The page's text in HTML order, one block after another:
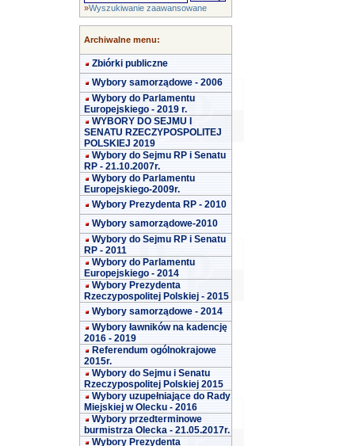
»Wyszukiwanie zaawansowane
Archiwalne menu:
Zbiórki publiczne
Wybory samorządowe - 2006
Wybory do Parlamentu
Europejskiego - 2019 r.
WYBORY DO SEJMU I
SENATU RZECZYPOSPOLITEJ
POLSKIEJ 2019
Wybory do Sejmu RP i Senatu
RP - 21.10.2007r.
Wybory do Parlamentu
Europejskiego-2009r.
Wybory Prezydenta RP - 2010
Wybory samorządowe-2010
Wybory do Sejmu RP i Senatu
RP - 2011
Wybory do Parlamentu
Europejskiego - 2014
Wybory Prezydenta
Rzeczypospolitej Polskiej - 2015
Wybory samorządowe - 2014
Wybory ławników na kadencję
2016 - 2019
Referendum ogólnokrajowe
2015r.
Wybory do Sejmu i Senatu
Rzeczypospolitej Polskiej 2015
Wybory uzupełniające do Rady
Miejskiej w Olecku - 2016
Wybory przedterminowe
burmistrza Olecka - 21.05.2017r.
Wybory Prezydenta